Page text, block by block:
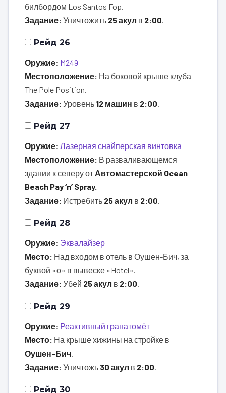
билбордом Los Santos Fop.
Задание: Уничтожить 25 акул в 2:00
Рейд 26
Оружие: M249
Местоположение: На боковой крыше клуба
The Pole Position.
Задание: Уровень 12 машин в 2:00
Рейд 27
Оружие: Лазерная снайперская винтовка
Местоположение: В разваливающемся
здании к северу от Автомастерской Ocean
Beach Pay ‘n’ Spray.
Задание: Истребить 25 акул в 2:00
Рейд 28
Оружие: Эквалайзер
Место: Над входом в отель в Оушен-Бич, за
буквой «о» в вывеске «Hotel».
Задание: Убей 25 акул в 2:00
Рейд 29
Оружие: Реактивный гранатомёт
Место: На крыше хижины на стройке в
Оушен-Бич
Задание: Уничтожь 30 акул в 2:00
Рейд 30